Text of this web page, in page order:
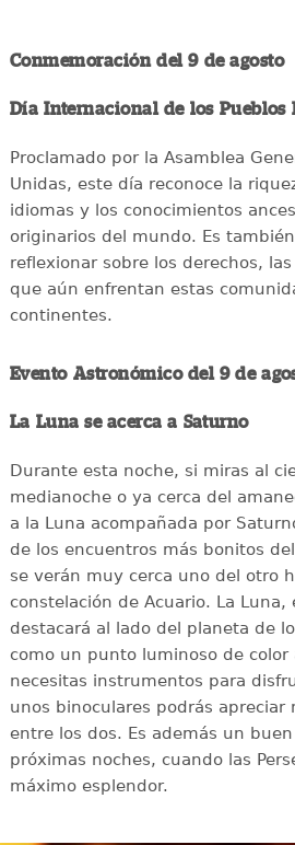
Conmemoración del 9 de agosto
Día Internacional de los Pueblos
Proclamado por la Asamblea
Unidas, este día reconoce la
idiomas y los conocimientos
originarios del mundo. Es
reflexionar sobre los derechos,
que aún enfrentan estas
continentes.
Evento Astronómico del 9 de
La Luna se acerca a Saturno
Durante esta noche, si miras al
medianoche o ya cerca del
a la Luna acompañada por
de los encuentros más bonitos
se verán muy cerca uno del otro
constelación de Acuario. La
destacará al lado del planeta de
como un punto luminoso de color
necesitas instrumentos para
unos binoculares podrás apreciar
entre los dos. Es además un
próximas noches, cuando las
máximo esplendor.